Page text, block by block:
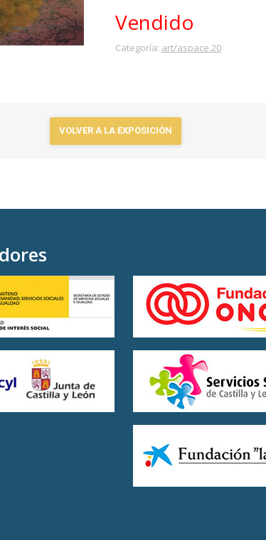
Vendido
Categoría: art/aspace.20
VOLVER A LA EXPOSICIÓN